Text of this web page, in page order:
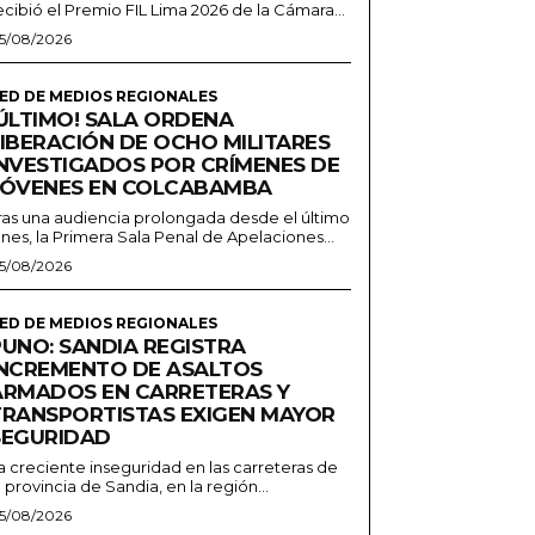
el Premio FIL Lima 2026 de la Cámara...
08/2026
DE MEDIOS REGIONALES
SALA ORDENA
DE OCHO MILITARES
POR CRÍMENES DE
EN COLCABAMBA
una audiencia prolongada desde el último
la Primera Sala Penal de Apelaciones...
08/2026
DE MEDIOS REGIONALES
SANDIA REGISTRA
DE ASALTOS
EN CARRETERAS Y
EXIGEN MAYOR
creciente inseguridad en las carreteras de
provincia de Sandia, en la región...
08/2026